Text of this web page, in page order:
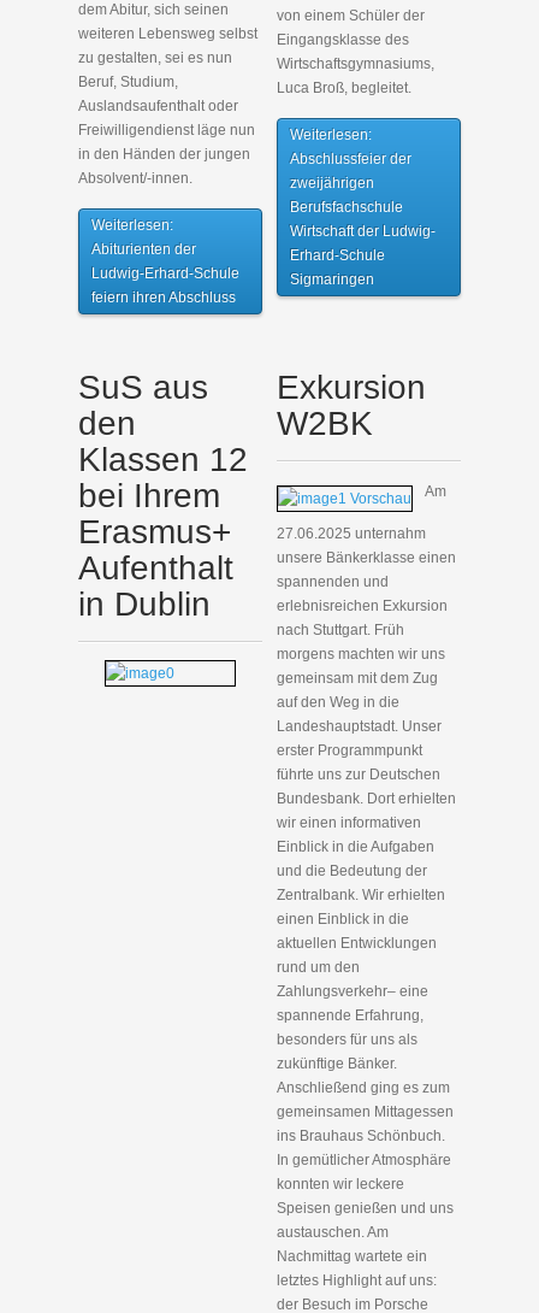
dem Abitur, sich seinen
weiteren Lebensweg selbst
zu gestalten, sei es nun
Beruf, Studium,
Auslandsaufenthalt oder
Freiwilligendienst läge nun
in den Händen der jungen
Absolvent/-innen.
Weiterlesen:
Abiturienten der
Ludwig-Erhard-Schule
feiern ihren Abschluss
von einem Schüler der
Eingangsklasse des
Wirtschaftsgymnasiums,
Luca Broß, begleitet.
Weiterlesen:
Abschlussfeier der
zweijährigen
Berufsfachschule
Wirtschaft der Ludwig-
Erhard-Schule
Sigmaringen
SuS aus
den
Klassen 12
bei Ihrem
Erasmus+
Aufenthalt
in Dublin
Exkursion
W2BK
Am
27.06.2025 unternahm
unsere Bänkerklasse einen
spannenden und
erlebnisreichen Exkursion
nach Stuttgart. Früh
morgens machten wir uns
gemeinsam mit dem Zug
auf den Weg in die
Landeshauptstadt. Unser
erster Programmpunkt
führte uns zur Deutschen
Bundesbank. Dort erhielten
wir einen informativen
Einblick in die Aufgaben
und die Bedeutung der
Zentralbank. Wir erhielten
einen Einblick in die
aktuellen Entwicklungen
rund um den
Zahlungsverkehr– eine
spannende Erfahrung,
besonders für uns als
zukünftige Bänker.
Anschließend ging es zum
gemeinsamen Mittagessen
ins Brauhaus Schönbuch.
In gemütlicher Atmosphäre
konnten wir leckere
Speisen genießen und uns
austauschen. Am
Nachmittag wartete ein
letztes Highlight auf uns:
der Besuch im Porsche